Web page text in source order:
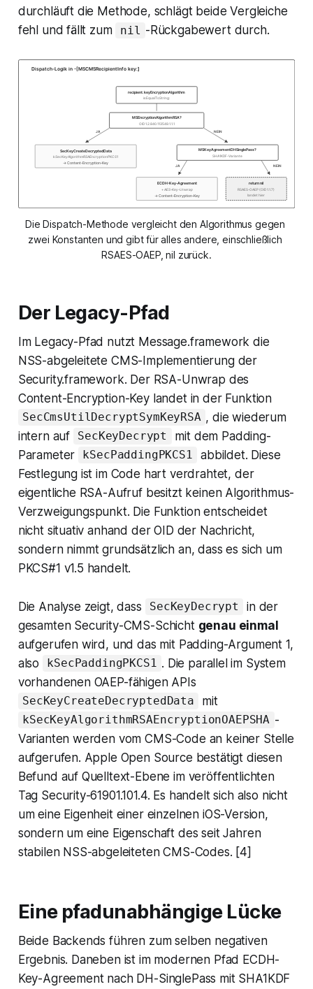
durchläuft die Methode, schlägt beide Vergleiche
fehl und fällt zum
nil -Rückgabewert durch.
Die Dispatch-Methode vergleicht den Algorithmus gegen
zwei Konstanten und gibt für alles andere, einschließlich
RSAES-OAEP, nil zurück.
Der Legacy-Pfad
Im Legacy-Pfad nutzt Message.framework die
NSS-abgeleitete CMS-Implementierung der
Security.framework. Der RSA-Unwrap des
Content-Encryption-Key landet in der Funktion
SecCmsUtilDecryptSymKeyRSA , die wiederum
intern auf
SecKeyDecrypt
mit dem Padding-
Parameter
kSecPaddingPKCS1
abbildet. Diese
Festlegung ist im Code hart verdrahtet, der
eigentliche RSA-Aufruf besitzt keinen Algorithmus-
Verzweigungspunkt. Die Funktion entscheidet
nicht situativ anhand der OID der Nachricht,
sondern nimmt grundsätzlich an, dass es sich um
PKCS#1 v1.5 handelt.
Die Analyse zeigt, dass SecKeyDecrypt
in der
gesamten Security-CMS-Schicht genau einmal
aufgerufen wird, und das mit Padding-Argument 1,
also
kSecPaddingPKCS1 . Die parallel im System
vorhandenen OAEP-fähigen APIs
SecKeyCreateDecryptedData mit
kSecKeyAlgorithmRSAEncryptionOAEPSHA -
Varianten werden vom CMS-Code an keiner Stelle
aufgerufen. Apple Open Source bestätigt diesen
Befund auf Quelltext-Ebene im veröffentlichten
Tag Security-61901.101.4. Es handelt sich also nicht
um eine Eigenheit einer einzelnen iOS-Version,
sondern um eine Eigenschaft des seit Jahren
stabilen NSS-abgeleiteten CMS-Codes. [4]
Eine pfadunabhängige Lücke
Beide Backends führen zum selben negativen
Ergebnis. Daneben ist im modernen Pfad ECDH-
Key-Agreement nach DH-SinglePass mit SHA1KDF